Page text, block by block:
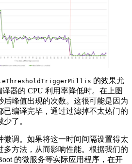
的效果尤
器的 CPU 利用率降低时。在上图
后峰值出现的次数。这很可能是因为
已编译完毕，通过过滤掉不太热门的
了。
微调。如果将这一时间间隔设置得太
多方法，从而影响性能。根据我们的
的微服务等实际应用程序，在开